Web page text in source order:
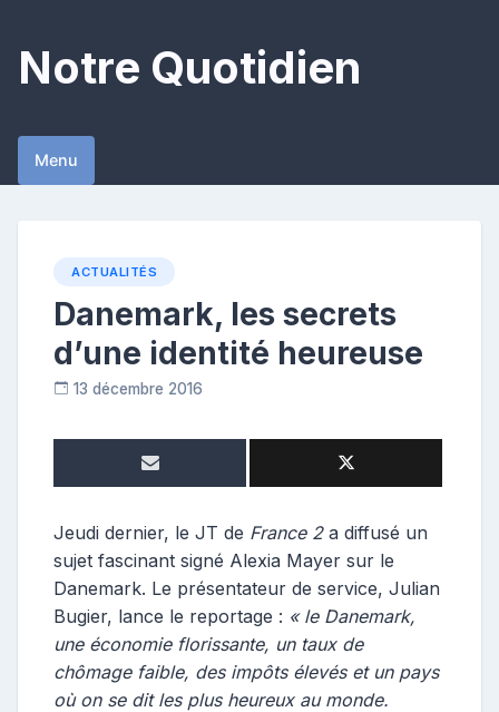
content
Notre Quotidien
Menu
ACTUALITÉS
Danemark, les secrets
d’une identité heureuse
13 décembre 2016
e
t
e
r
Jeudi dernier, le JT de France 2 a diffusé un
sujet fascinant signé Alexia Mayer sur le
Danemark. Le présentateur de service, Julian
Bugier, lance le reportage : « le Danemark,
une économie florissante, un taux de
chômage faible, des impôts élevés et un pays
où on se dit les plus heureux au monde.